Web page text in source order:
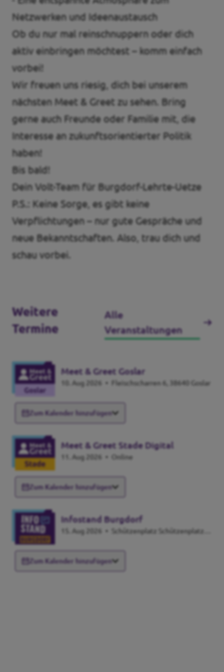
Netzwerken und Ideenaustausch
Ob du nur mal reinschnuppern oder dich
aktiv einbringen möchtest – komm einfach
vorbei!
Wir freuen uns riesig, dich bei unserem
nächsten Meet & Greet zu sehen. Bring
gerne auch Freunde oder Familie mit, die
Interesse an zukunftsorientierter Politik
haben!
Bis bald!
Dein Volt-Team für Burgdorf-Lehrte-Uetze
P.S.: Keine Sorge, es gibt keine
Verpflichtungen – nur gute Gespräche und
neue Bekanntschaften. Also, trau dich und
schau vorbei.
Weitere
Termine
Alle
Veranstaltungen
Meet & Greet Goslar
10. Aug 2026 • Fleischscharren 6, 38640 Goslar
Zum Kalender hinzufügen
Meet & Greet Stade Digital
11. Aug 2026 • Online
Zum Kalender hinzufügen
Infostand Burgdorf
15. Aug 2026 •
Zum Kalender hinzufügen